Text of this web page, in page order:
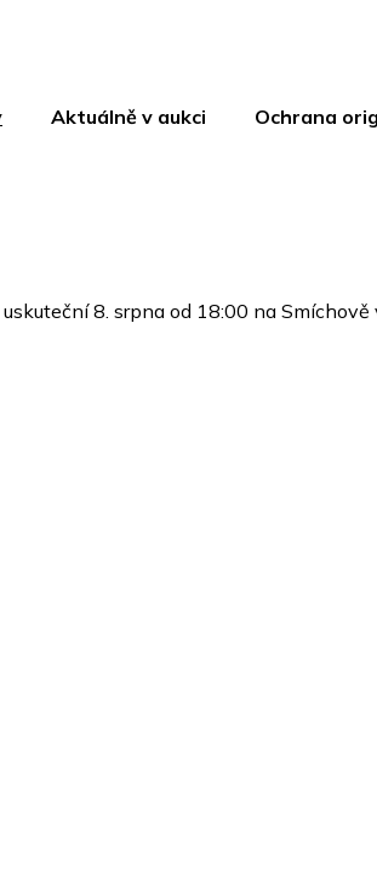
Aktuálně v aukci Ochrana
8. srpna od 18:00 na Smíchově